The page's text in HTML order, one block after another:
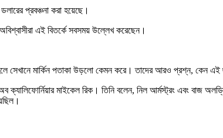
প্রবঞ্চনা করা হয়েছে।
এই বিতর্কে সবসময় উল্লেখ করেছেন।
সেখানে মার্কিন পতাকা উড়লো কেমন করে। তাদের আরও প্রশ্ন, কেন এই
মাইকেল রিক। তিনি বলেন, নিল আর্মস্ট্রং এবং বাজ